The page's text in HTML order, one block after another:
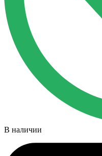
В наличии